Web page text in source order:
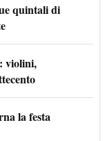
quintali di
violini,
la festa